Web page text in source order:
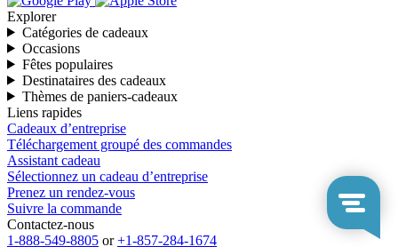
Explorer
Catégories de cadeaux
Occasions
Fêtes populaires
Destinataires des cadeaux
Thèmes de paniers-cadeaux
Liens rapides
Cadeaux d’entreprise
Téléchargement groupé des commandes
Assistant cadeau
Sélectionnez un cadeau d’entreprise
Prenez un rendez-vous
Suivre la commande
Contactez-nous
1-888-549-8805 or+1-857-284-1674